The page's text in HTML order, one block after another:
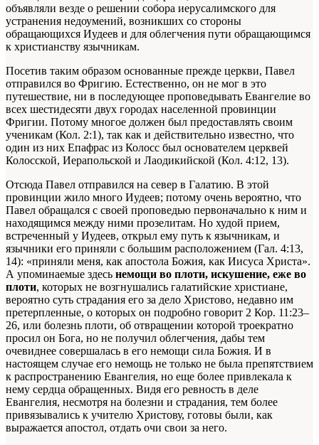
объявляли везде о решении собора иерусалимского для
устранения недоумений, возникших со стороны
обращающихся Иудеев и для облегчения пути обращающимся
к христианству язычникам.
Посетив таким образом основанные прежде церкви, Павел
отправился во Фригию. Естественно, он не мог в это
путешествие, ни в последующее проповедывать Евангелие во
всех шестидесяти двух городах населенной провинции
Фригии. Потому многое должен был предоставлять своим
ученикам (Кол. 2:1), так как и действительно известно, что
один из них Епафрас из Колосс был основателем церквей
Колосской, Иерапольской и Лаодикийской (Кол. 4:12, 13).
Отсюда Павел отправился на север в Галатию. В этой
провинции жило много Иудеев; потому очень вероятно, что
Павел обращался с своей проповедью первоначально к ним и
находящимся между ними прозелитам. Но худой прием,
встреченный у Иудеев, открыл ему путь к язычникам, и
язычники его приняли с большим расположением (Гал. 4:13,
14): «приняли меня, как апостола Божия, как Иисуса Христа».
А упоминаемые здесь немощи во плоти, искушение, еже во
плоти, которых не возгнушались галатийские христиане,
вероятно суть страдания его за дело Христово, недавно им
претерпленные, о которых он подробно говорит 2 Кор. 11:23–
26, или болезнь плоти, об отвращении которой троекратно
просил он Бога, но не получил облегчения, дабы тем
очевиднее совершалась в его немощи сила Божия. И в
настоящем случае его немощь не только не была препятствием
к распространению Евангелия, но еще более привлекала к
нему сердца обращенных. Видя его ревность в деле
Евангелия, несмотря на болезни и страдания, тем более
привязывались к учителю Христову, готовы были, как
выражается апостол, отдать очи свои за него.